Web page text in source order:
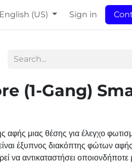
(US) Sign in
(1-Gang)
αφής μιας θέσης για έλεγχο
έξυπνος διακόπτης φώτων
να αντικαταστήσει οποιονδήποτε